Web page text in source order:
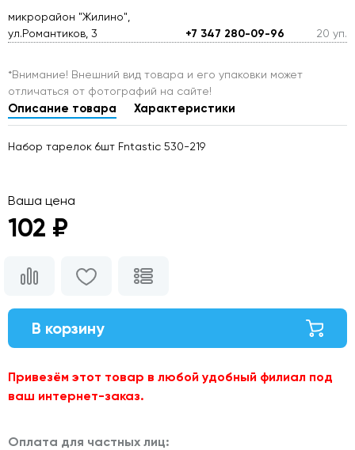
микрорайон "Жилино",
ул.Романтиков, 3
+7 347 280-09-96 20 уп.
*Внимание! Внешний вид товара и его упаковки может
отличаться от фотографий на сайте!
Описание товара Характеристики
Набор тарелок 6шт Fntastic 530-219
Ваша цена
102 ₽
В корзину
Привезём этот товар в любой удобный филиал под
ваш интернет-заказ.
Оплата для частных лиц: